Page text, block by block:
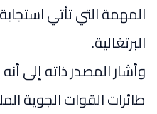
المهمة التي تأتي
البرتغالية.
طائرات القوات الجوية